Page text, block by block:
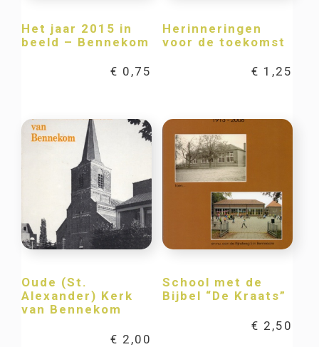
Het jaar 2015 in
beeld – Bennekom
€ 0,75
Herinneringen
voor de toekomst
€ 1,25
Oude (St.
Alexander) Kerk
van Bennekom
€ 2,00
School met de
Bijbel “De Kraats”
€ 2,50